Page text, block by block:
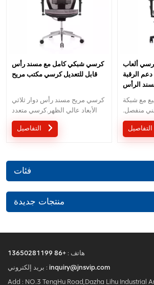
كرسي شبكي كامل مع مسند رأس
قابل للتعديل كرسي مكتب مريح
كرسي مريح مسند رأس دوار ثلاثي
الأبعاد عالي الظهر.كرسي متعدد
الوظائف مع مسند رأس ثلاثي
ألعاب
الرقبة
الرأس
مع شبكة
منفصل.
احتياجاتك
مقبولة.
فئات
منتجات جديدة
هاتف : +86 13650281199
بريد إلكتروني : inquiry@jnsvip.com
Add : NO.3 TengHu Road,Dazha Lihu Industrial